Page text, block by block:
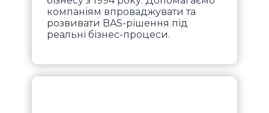
компаніям впроваджувати та
розвивати BAS-рішення під
реальні бізнес-процеси.